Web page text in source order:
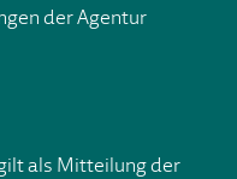
der Agentur
als Mitteilung der